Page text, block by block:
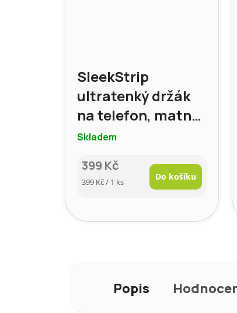
SleekStrip
ultratenký držák
na telefon, matný
(modrá)
Skladem
399 Kč
Měrná
399 Kč / 1 ks
Do košíku
Popis